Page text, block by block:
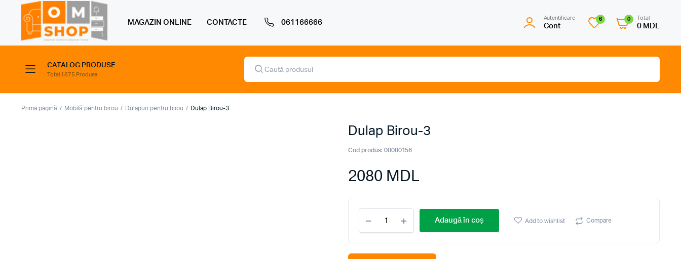
MAGAZIN ONLINE CONTACTE 061166666
Autentificare
Cont
6 0 Total
0 MDL
CATALOG PRODUSE
Total 1875 Produse
Products
search
Prima pagină Mobilă pentru birou Dulapuri pentru birou Dulap Birou-3
Dulap Birou-3
Cod produs: 00000156
2080 MDL
Birou-
3
quantity
Adaugă în coș Add to wishlist Compare